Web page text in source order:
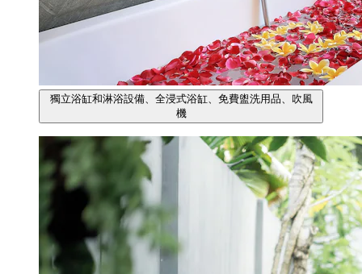
獨立浴缸和淋浴設備、全浸式浴缸、免費盥洗用品、吹風
機